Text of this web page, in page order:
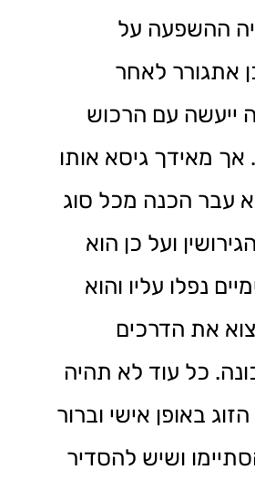
ההשפעה על
אתגורר לאחר
ייעשה עם הרכוש
אך מאידך גיסא אותו
עבר הכנה מכל סוג
ועל כן הוא
נפלו עליו והוא
את הדרכים
כל עוד לא תהיה
הזוג באופן אישי וברור
ושיש להסדיר